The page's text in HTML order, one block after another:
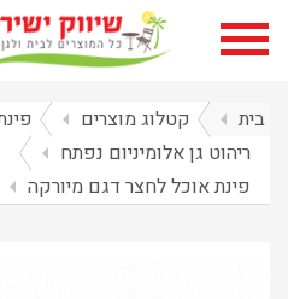
בית arrow_left קטלוג מוצרים arrow_left
ריהוט גן אלומיניום נפתח arrow_left
פינת אוכל לחצר דגם מיורקה arrow_left